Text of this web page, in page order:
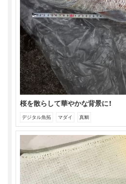
桜を散らして華やかな背景に！
デジタル魚拓 マダイ 真鯛